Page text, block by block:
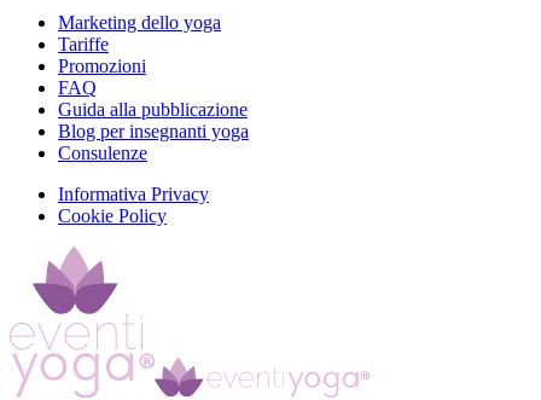
Marketing dello yoga
Tariffe
Promozioni
FAQ
Guida alla pubblicazione
Blog per insegnanti yoga
Consulenze
Informativa Privacy
Cookie Policy